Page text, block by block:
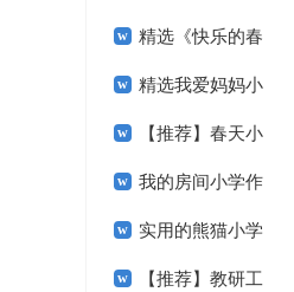
作文300字四篇
精选《快乐的春
节》小学作文合集九
篇
精选我爱妈妈小
学作文4篇
【推荐】春天小
学作文十篇
我的房间小学作
文汇编5篇
实用的熊猫小学
作文合集五篇
【推荐】教研工